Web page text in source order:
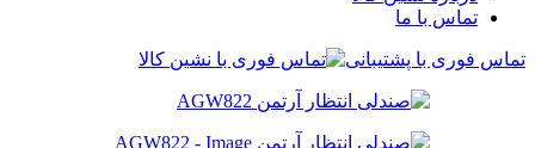
تماس با ما
تماس فوری با پشتیبانی